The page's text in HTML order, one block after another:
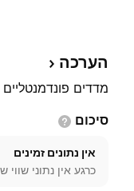
הערכה
מדדים
סיכום
אין נתונים זמינים
כרגע אין נתוני שווי